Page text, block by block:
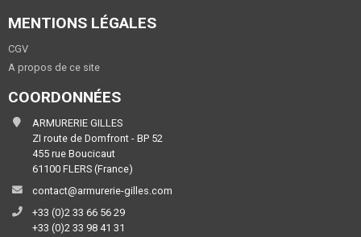
MENTIONS LÉGALES
CGV
A propos de ce site
COORDONNÉES
ARMURERIE GILLES
ZI route de Domfront - BP 52
455 rue Boucicaut
61100 FLERS (France)
contact@armurerie-gilles.com
+33 (0)2 33 66 56 29
+33 (0)2 33 98 41 31